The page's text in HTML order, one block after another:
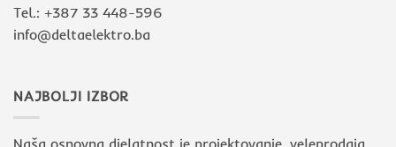
Tel.: +387 33 448-596
info@deltaelektro.ba
NAJBOLJI IZBOR